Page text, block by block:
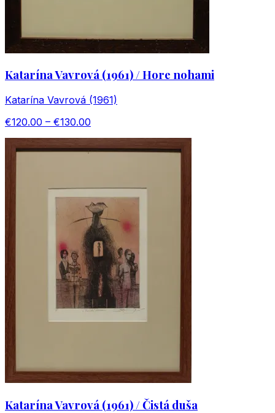
Katarína Vavrová (1961) / Hore nohami
Katarína Vavrová (1961)
€120.00 – €130.00
Katarína Vavrová (1961) / Čistá duša